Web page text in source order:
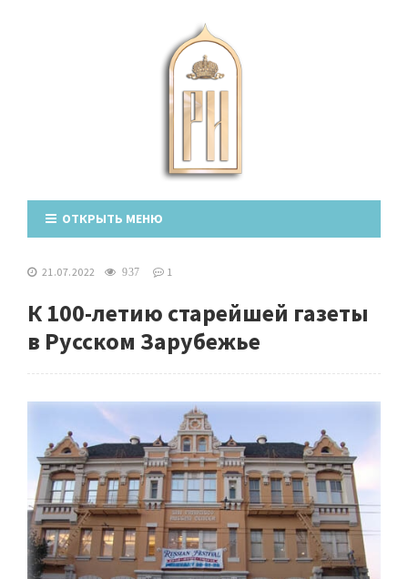
ОТКРЫТЬ МЕНЮ
21.07.2022 937 1
К 100-летию старейшей газеты
в Русском Зарубежье